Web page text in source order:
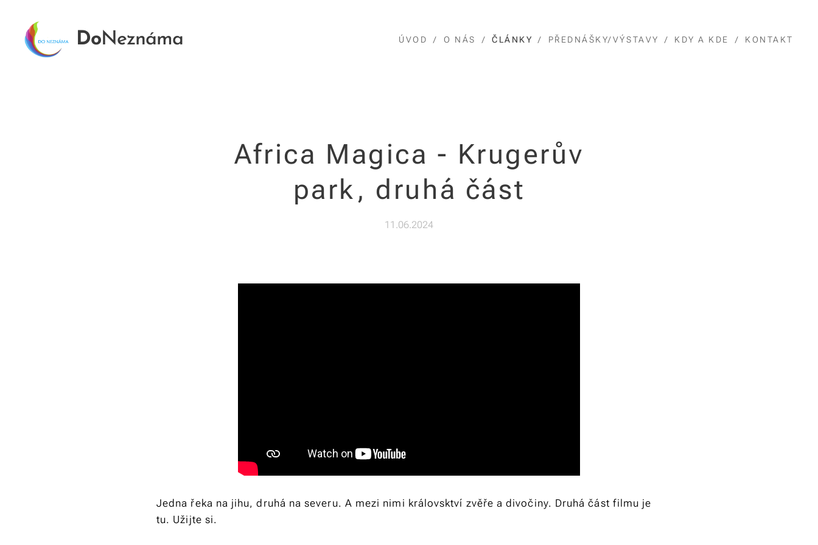
DoNeznáma ÚVOD O NÁS ČLÁNKY PŘEDNÁŠKY/VÝSTAVY KDY A KDE KONTAKT
Africa Magica - Krugerův
park, druhá část
11.06.2024
Jedna řeka na jihu, druhá na severu. A mezi nimi královsktví zvěře a divočiny. Druhá část filmu je
tu. Užijte si.